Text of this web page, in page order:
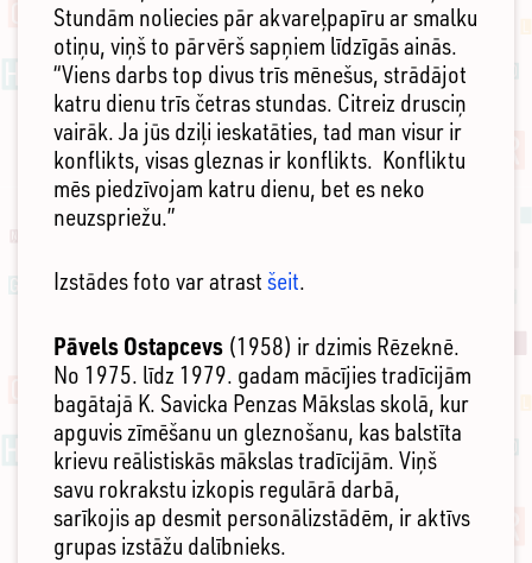
Stundām noliecies pār akvareļpapīru ar smalku
otiņu, viņš to pārvērš sapņiem līdzīgās ainās.
“Viens darbs top divus trīs mēnešus, strādājot
katru dienu trīs četras stundas. Citreiz drusciņ
vairāk. Ja jūs dziļi ieskatāties, tad man visur ir
konflikts, visas gleznas ir konflikts. Konfliktu
mēs piedzīvojam katru dienu, bet es neko
neuzspriežu.”
Izstādes foto var atrast šeit.
Pāvels Ostapcevs (1958) ir dzimis Rēzeknē.
No 1975. līdz 1979. gadam mācījies tradīcijām
bagātajā K. Savicka Penzas Mākslas skolā, kur
apguvis zīmēšanu un gleznošanu, kas balstīta
krievu reālistiskās mākslas tradīcijām. Viņš
savu rokrakstu izkopis regulārā darbā,
sarīkojis ap desmit personālizstādēm, ir aktīvs
grupas izstāžu dalībnieks.